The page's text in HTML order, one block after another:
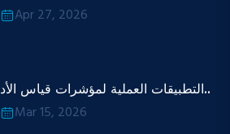
Apr 27, 2026
التطبيقات العملية لمؤشرات قياس الأد..
Mar 15, 2026